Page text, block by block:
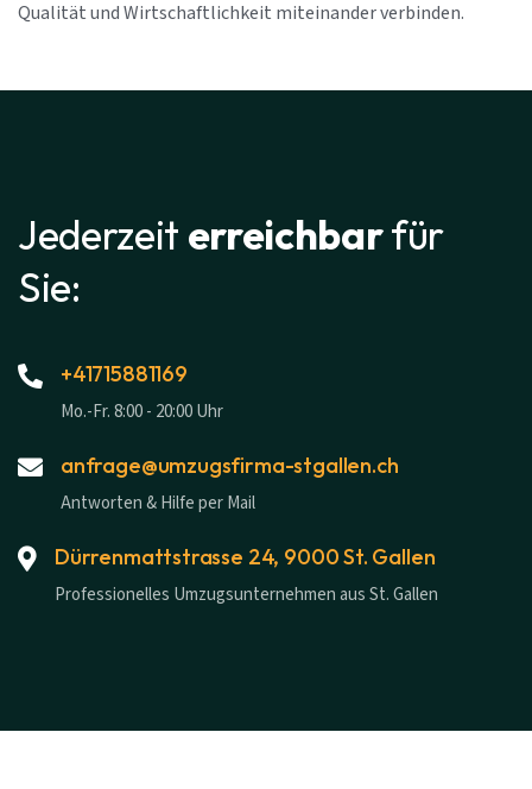
Qualität und Wirtschaftlichkeit miteinander verbinden.
Jederzeit erreichbarfür
Sie:
+41715881169
Mo.-Fr. 8:00 - 20:00 Uhr
anfrage@umzugsfirma-stgallen.ch
Antworten & Hilfe per Mail
Dürrenmattstrasse 24, 9000 St. Gallen
Professionelles Umzugsunternehmen aus St. Gallen